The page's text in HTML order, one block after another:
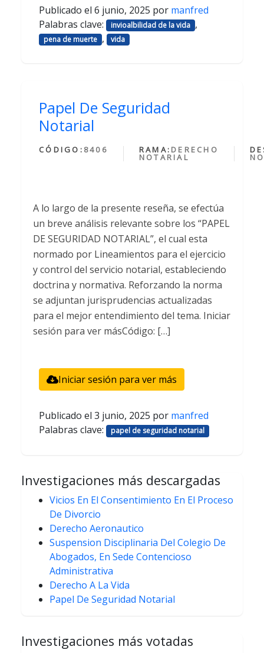
Publicado el 6 junio, 2025 por manfred
Palabras clave:
invioalbilidad de la vida ,
pena de muerte , vida
Papel De Seguridad
Notarial
CÓDIGO: 8406 RAMA: DERECHO
NOTARIAL
A lo largo de la presente reseña, se efectúa
un breve análisis relevante sobre los “PAPEL
DE SEGURIDAD NOTARIAL”, el cual esta
normado por Lineamientos para el ejercicio
y control del servicio notarial, estableciendo
doctrina y normativa. Reforzando la norma
se adjuntan jurisprudencias actualizadas
para el mejor entendimiento del tema. Iniciar
sesión para ver másCódigo: […]
Iniciar sesión para ver más
Publicado el 3 junio, 2025 por manfred
Palabras clave:
papel de seguridad notarial
Investigaciones más descargadas
Vicios En El Consentimiento En El Proceso
De Divorcio
Derecho Aeronautico
Suspension Disciplinaria Del Colegio De
Abogados, En Sede Contencioso
Administrativa
Derecho A La Vida
Papel De Seguridad Notarial
Investigaciones más votadas